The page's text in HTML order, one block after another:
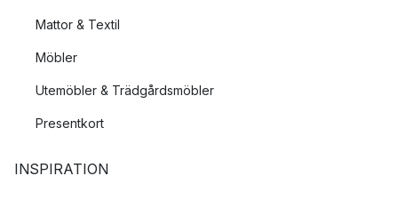
Mattor & Textil
Möbler
Utemöbler & Trädgårdsmöbler
Presentkort
INSPIRATION